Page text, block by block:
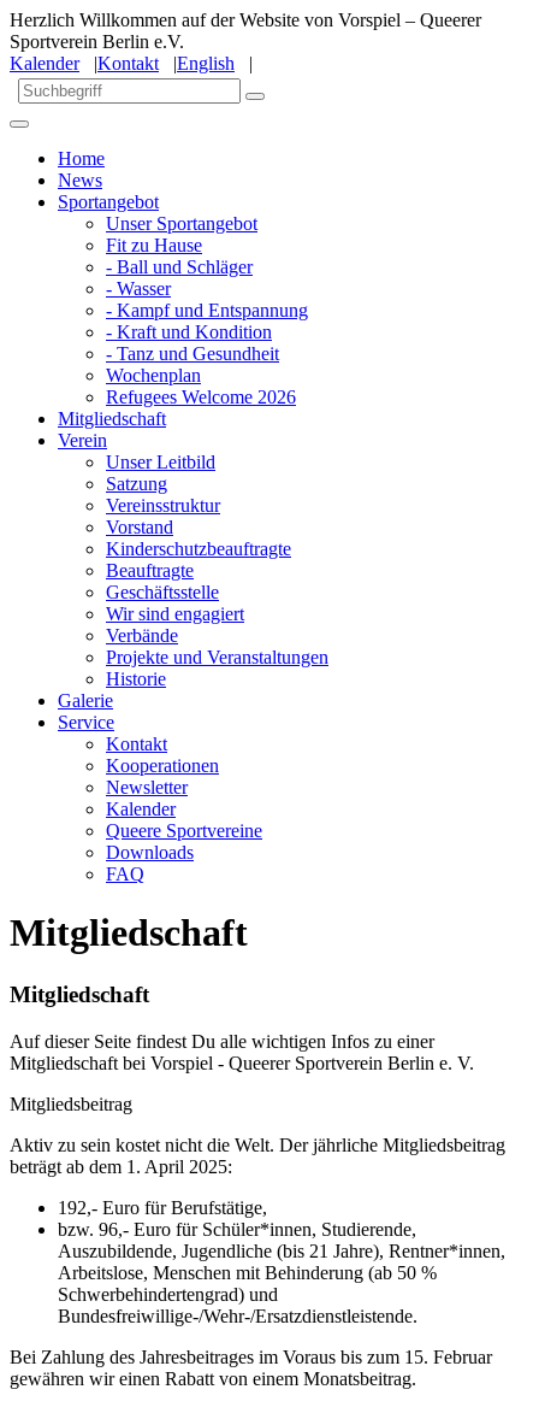
Herzlich Willkommen auf der Website von Vorspiel – Queerer
Sportverein Berlin e.V.
Kalender|Kontakt |English |
Home
News
Sportangebot
Unser Sportangebot
Fit zu Hause
- Ball und Schläger
- Wasser
- Kampf und Entspannung
- Kraft und Kondition
- Tanz und Gesundheit
Wochenplan
Refugees Welcome 2026
Mitgliedschaft
Verein
Unser Leitbild
Satzung
Vereinsstruktur
Vorstand
Kinderschutzbeauftragte
Beauftragte
Geschäftsstelle
Wir sind engagiert
Verbände
Projekte und Veranstaltungen
Historie
Galerie
Service
Kontakt
Kooperationen
Newsletter
Kalender
Queere Sportvereine
Downloads
FAQ
Mitgliedschaft
Mitgliedschaft
Auf dieser Seite findest Du alle wichtigen Infos zu einer
Mitgliedschaft bei Vorspiel - Queerer Sportverein Berlin e. V.
Mitgliedsbeitrag
Aktiv zu sein kostet nicht die Welt. Der jährliche Mitgliedsbeitrag
beträgt ab dem 1. April 2025:
192,- Euro für Berufstätige,
bzw. 96,- Euro für Schüler*innen, Studierende,
Auszubildende, Jugendliche (bis 21 Jahre), Rentner*innen,
Arbeitslose, Menschen mit Behinderung (ab 50 %
Schwerbehindertengrad) und
Bundesfreiwillige-/Wehr-/Ersatzdienstleistende.
Bei Zahlung des Jahresbeitrages im Voraus bis zum 15. Februar
gewähren wir einen Rabatt von einem Monatsbeitrag.